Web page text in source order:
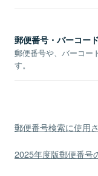
郵便番号・バーコー
郵便番号や、バーコー
す。
郵便番号検索に使用
2025年度版郵便番号